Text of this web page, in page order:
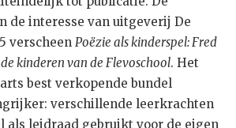
de interesse van uitgeverij De
verscheen Poëzie als kinderspel: Fred
kinderen van de Flevoschool. Het
best verkopende bundel
verschillende leerkrachten
als leidraad gebruikt voor de eigen